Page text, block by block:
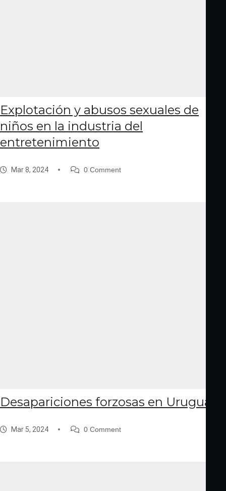
Explotación y abusos sexuales de
niños en la industria del
entretenimiento
Mar 8, 2024 0 Comment
Desapariciones forzosas en Uruguay
Mar 5, 2024 0 Comment